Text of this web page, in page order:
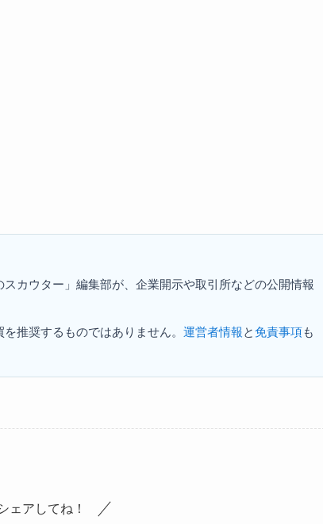
カウター」編集部が、企業開示や取引所などの公開情報
推奨するものではありません。 運営者情報と免責事項も
ェアしてね！